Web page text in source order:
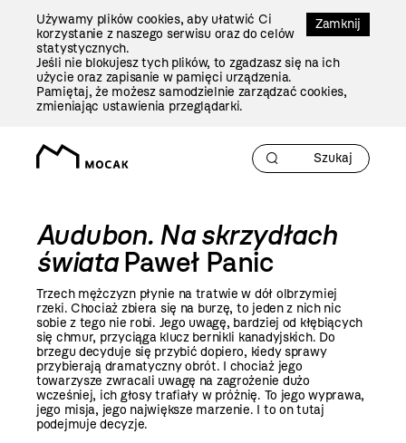
Zamknij
Używamy plików cookies, aby ułatwić Ci
korzystanie z naszego serwisu oraz do celów
statystycznych.
Jeśli nie blokujesz tych plików, to zgadzasz się na ich
użycie oraz zapisanie w pamięci urządzenia.
Pamiętaj, że możesz samodzielnie zarządzać cookies,
zmieniając ustawienia przeglądarki.
Audubon. Na skrzydłach
świataPaweł Panic
Trzech mężczyzn płynie na tratwie w dół olbrzymiej
rzeki. Chociaż zbiera się na burzę, to jeden z nich nic
sobie z tego nie robi. Jego uwagę, bardziej od kłębiących
się chmur, przyciąga klucz bernikli kanadyjskich. Do
brzegu decyduje się przybić dopiero, kiedy sprawy
przybierają dramatyczny obrót. I chociaż jego
towarzysze zwracali uwagę na zagrożenie dużo
wcześniej, ich głosy trafiały w próżnię. To jego wyprawa,
jego misja, jego największe marzenie. I to on tutaj
podejmuje decyzje.